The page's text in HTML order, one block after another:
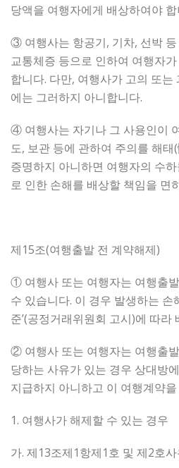
당액을 여행자에게 배상하여야 합
③ 여행사는 항공기, 기차, 선박
교통체증 등으로 인하여 여행자
합니다. 다만, 여행사가 고의 또는
에는 그러하지 아니합니다.
④ 여행사는 자기나 그 사용인이
도, 보관 등에 관하여 주의를 해
증명하지 아니하면 여행자의 수
로 인한 손해를 배상할 책임을 면
제15조(여행출발 전 계약해제)
① 여행사 또는 여행자는 여행출
수 있습니다. 이 경우 발생하는 손
준’(공정거래위원회 고시)에 따라
② 여행사 또는 여행자는 여행출
당하는 사유가 있는 경우 상대방
지급하지 아니하고 이 여행계약
1. 여행사가 해제할 수 있는 경우
가. 제13조제1항제1호 및 제2호